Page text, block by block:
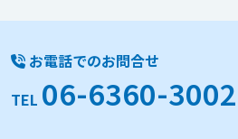
お電話でのお問合せ
TEL 06-6360-3002